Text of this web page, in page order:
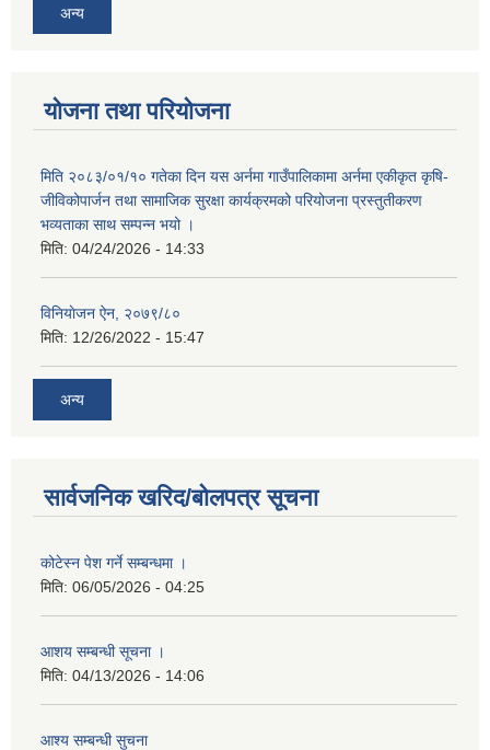
अन्य
योजना तथा परियोजना
मिति २०८३/०१/१० गतेका दिन यस अर्नमा गाउँपालिकामा अर्नमा एकीकृत कृषि-
जीविकोपार्जन तथा सामाजिक सुरक्षा कार्यक्रमको परियोजना प्रस्तुतीकरण
भव्यताका साथ सम्पन्न भयो ।
मिति: 04/24/2026 - 14:33
विनियाेजन ऐन, २०७९/८०
मिति: 12/26/2022 - 15:47
अन्य
सार्वजनिक खरिद/बोलपत्र सूचना
कोटेस्न पेश गर्ने सम्बन्धमा ।
मिति: 06/05/2026 - 04:25
आशय सम्बन्धी सूचना ।
मिति: 04/13/2026 - 14:06
आश्य सम्बन्धी सुचना